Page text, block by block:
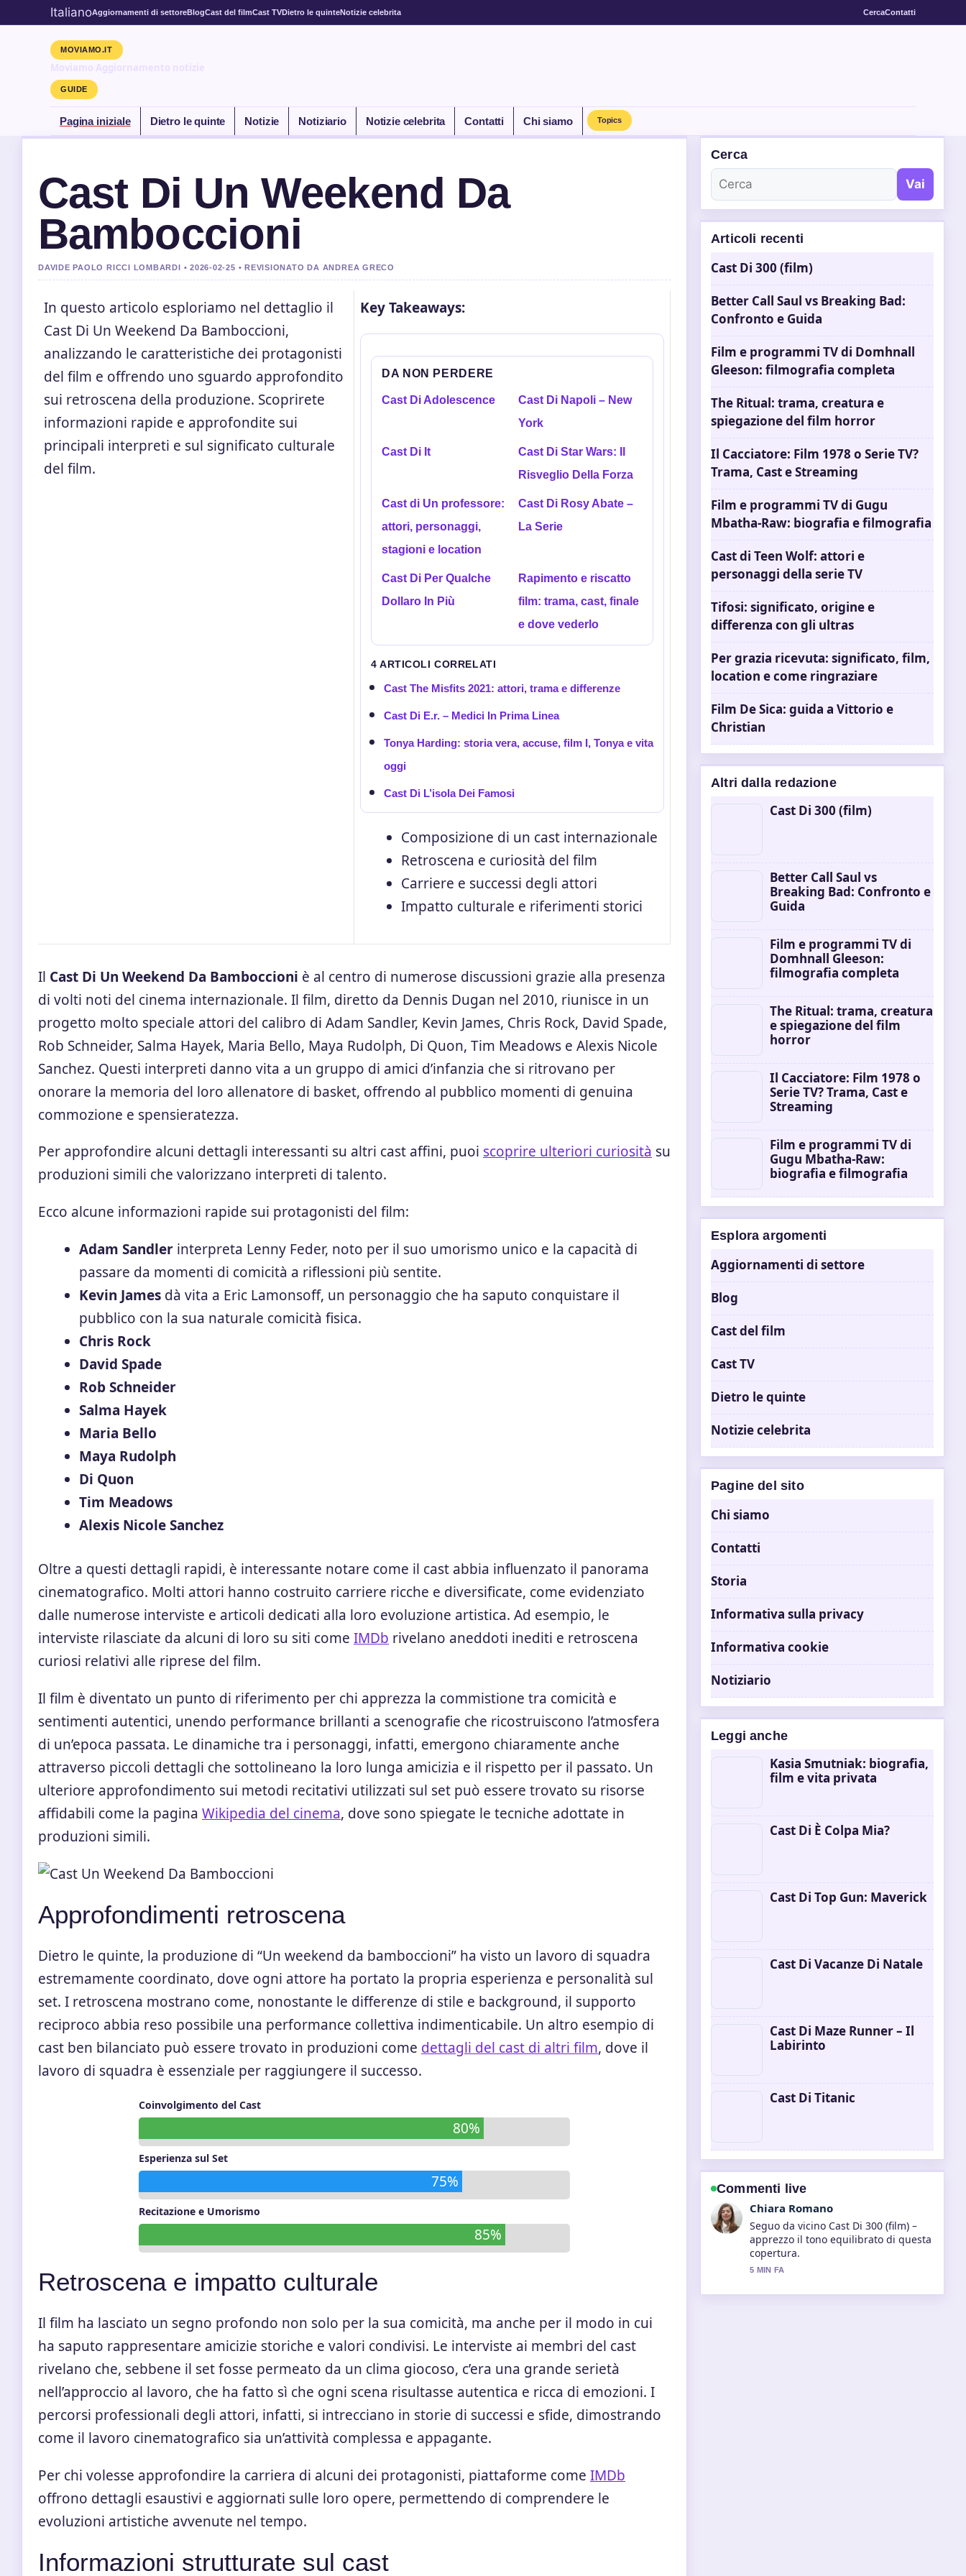
ItalianoAggiornamenti di settoreBlogCast del filmCast TVDietro le quinteNotizie celebrita CercaContatti
MOVIAMO.IT
Moviamo Aggiornamento notizie
GUIDE
Pagina iniziale Dietro le quinte Notizie Notiziario Notizie celebrita Contatti Chi siamo Topics
Cast Di Un Weekend Da
Bamboccioni
DAVIDE PAOLO RICCI LOMBARDI • 2026-02-25 • REVISIONATO DA ANDREA GRECO
In questo articolo esploriamo nel dettaglio il
Cast Di Un Weekend Da Bamboccioni,
analizzando le caratteristiche dei protagonisti
del film e offrendo uno sguardo approfondito
sui retroscena della produzione. Scoprirete
informazioni rapide e approfondite sui
principali interpreti e sul significato culturale
del film.
Key Takeaways:
DA NON PERDERE
Cast Di Adolescence
Cast Di Napoli – New
York
Cast Di It
Cast Di Star Wars: Il
Risveglio Della Forza
Cast di Un professore:
attori, personaggi,
stagioni e location
Cast Di Rosy Abate –
La Serie
Cast Di Per Qualche
Dollaro In Più
Rapimento e riscatto
film: trama, cast, finale
e dove vederlo
4 ARTICOLI CORRELATI
Cast The Misfits 2021: attori, trama e differenze
Cast Di E.r. – Medici In Prima Linea
Tonya Harding: storia vera, accuse, film I, Tonya e vita
oggi
Cast Di L’isola Dei Famosi
Composizione di un cast internazionale
Retroscena e curiosità del film
Carriere e successi degli attori
Impatto culturale e riferimenti storici
Il Cast Di Un Weekend Da Bamboccioni è al centro di numerose discussioni grazie alla presenza
di volti noti del cinema internazionale. Il film, diretto da Dennis Dugan nel 2010, riunisce in un
progetto molto speciale attori del calibro di Adam Sandler, Kevin James, Chris Rock, David Spade,
Rob Schneider, Salma Hayek, Maria Bello, Maya Rudolph, Di Quon, Tim Meadows e Alexis Nicole
Sanchez. Questi interpreti danno vita a un gruppo di amici d’infanzia che si ritrovano per
onorare la memoria del loro allenatore di basket, offrendo al pubblico momenti di genuina
commozione e spensieratezza.
Per approfondire alcuni dettagli interessanti su altri cast affini, puoi scoprire ulteriori curiosità su
produzioni simili che valorizzano interpreti di talento.
Ecco alcune informazioni rapide sui protagonisti del film:
Adam Sandler interpreta Lenny Feder, noto per il suo umorismo unico e la capacità di
passare da momenti di comicità a riflessioni più sentite.
Kevin James dà vita a Eric Lamonsoff, un personaggio che ha saputo conquistare il
pubblico con la sua naturale comicità fisica.
Chris Rock
David Spade
Rob Schneider
Salma Hayek
Maria Bello
Maya Rudolph
Di Quon
Tim Meadows
Alexis Nicole Sanchez
Oltre a questi dettagli rapidi, è interessante notare come il cast abbia influenzato il panorama
cinematografico. Molti attori hanno costruito carriere ricche e diversificate, come evidenziato
dalle numerose interviste e articoli dedicati alla loro evoluzione artistica. Ad esempio, le
interviste rilasciate da alcuni di loro su siti come IMDb rivelano aneddoti inediti e retroscena
curiosi relativi alle riprese del film.
Il film è diventato un punto di riferimento per chi apprezza la commistione tra comicità e
sentimenti autentici, unendo performance brillanti a scenografie che ricostruiscono l’atmosfera
di un’epoca passata. Le dinamiche tra i personaggi, infatti, emergono chiaramente anche
attraverso piccoli dettagli che sottolineano la loro lunga amicizia e il rispetto per il passato. Un
ulteriore approfondimento sui metodi recitativi utilizzati sul set può essere trovato su risorse
affidabili come la pagina Wikipedia del cinema, dove sono spiegate le tecniche adottate in
produzioni simili.
Approfondimenti retroscena
Dietro le quinte, la produzione di “Un weekend da bamboccioni” ha visto un lavoro di squadra
estremamente coordinato, dove ogni attore ha portato la propria esperienza e personalità sul
set. I retroscena mostrano come, nonostante le differenze di stile e background, il supporto
reciproco abbia reso possibile una performance collettiva indimenticabile. Un altro esempio di
cast ben bilanciato può essere trovato in produzioni come dettagli del cast di altri film, dove il
lavoro di squadra è essenziale per raggiungere il successo.
Coinvolgimento del Cast
80%
Esperienza sul Set
75%
Recitazione e Umorismo
85%
Retroscena e impatto culturale
Il film ha lasciato un segno profondo non solo per la sua comicità, ma anche per il modo in cui
ha saputo rappresentare amicizie storiche e valori condivisi. Le interviste ai membri del cast
rivelano che, sebbene il set fosse permeato da un clima giocoso, c’era una grande serietà
nell’approccio al lavoro, che ha fatto sì che ogni scena risultasse autentica e ricca di emozioni. I
percorsi professionali degli attori, infatti, si intrecciano in storie di successi e sfide, dimostrando
come il lavoro cinematografico sia un’attività complessa e appagante.
Per chi volesse approfondire la carriera di alcuni dei protagonisti, piattaforme come IMDb
offrono dettagli esaustivi e aggiornati sulle loro opere, permettendo di comprendere le
evoluzioni artistiche avvenute nel tempo.
Informazioni strutturate sul cast
Cerca
Vai
Articoli recenti
Cast Di 300 (film)
Better Call Saul vs Breaking Bad:
Confronto e Guida
Film e programmi TV di Domhnall
Gleeson: filmografia completa
The Ritual: trama, creatura e
spiegazione del film horror
Il Cacciatore: Film 1978 o Serie TV?
Trama, Cast e Streaming
Film e programmi TV di Gugu
Mbatha-Raw: biografia e filmografia
Cast di Teen Wolf: attori e
personaggi della serie TV
Tifosi: significato, origine e
differenza con gli ultras
Per grazia ricevuta: significato, film,
location e come ringraziare
Film De Sica: guida a Vittorio e
Christian
Altri dalla redazione
Cast Di 300 (film)
Better Call Saul vs
Breaking Bad: Confronto e
Guida
Film e programmi TV di
Domhnall Gleeson:
filmografia completa
The Ritual: trama, creatura
e spiegazione del film
horror
Il Cacciatore: Film 1978 o
Serie TV? Trama, Cast e
Streaming
Film e programmi TV di
Gugu Mbatha-Raw:
biografia e filmografia
Esplora argomenti
Aggiornamenti di settore
Blog
Cast del film
Cast TV
Dietro le quinte
Notizie celebrita
Pagine del sito
Chi siamo
Contatti
Storia
Informativa sulla privacy
Informativa cookie
Notiziario
Leggi anche
Kasia Smutniak: biografia,
film e vita privata
Cast Di È Colpa Mia?
Cast Di Top Gun: Maverick
Cast Di Vacanze Di Natale
Cast Di Maze Runner – Il
Labirinto
Cast Di Titanic
Commenti live
Luca Conti
Contesto utile su Better Call Saul vs
Breaking Bad: Confronto.... Per favore
continuate ad aggiornare questo live.
7 MIN FA